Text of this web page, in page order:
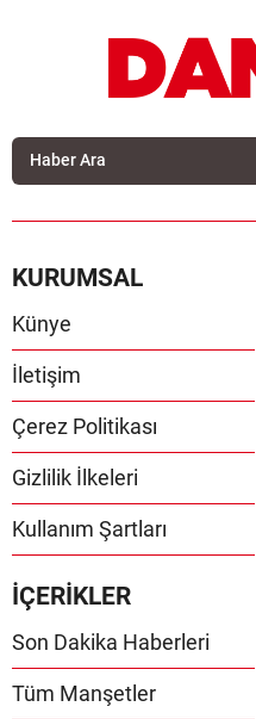
KURUMSAL
Künye
İletişim
Çerez Politikası
Gizlilik İlkeleri
Kullanım Şartları
İÇERİKLER
Son Dakika Haberleri
Tüm Manşetler